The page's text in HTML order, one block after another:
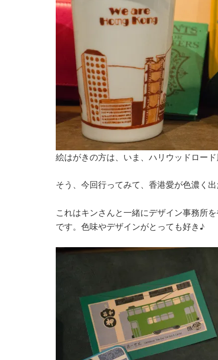
絵はがきの方は、いま、ハリウッドロー
そう、今回行ってみて、香港愛が色濃く
これはキンさんと一緒にデザイン事務所
です。色味やデザインがとっても好き♪